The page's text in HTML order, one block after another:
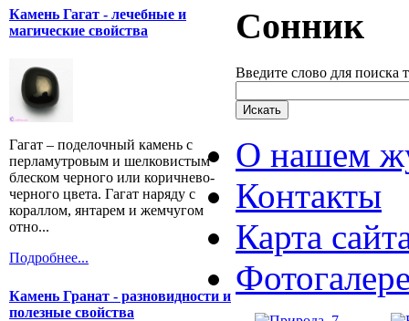
Камень Гагат - лечебные и
магические свойства
Гагат – поделочный камень с
перламутровым и шелковистым
блеском черного или коричнево-
черного цвета. Гагат наряду с
кораллом, янтарем и жемчугом
отно...
Подробнее...
Камень Гранат - разновидности и
полезные свойства
Сонник
Введите слово для поиска
О нашем
Контакты
Карта